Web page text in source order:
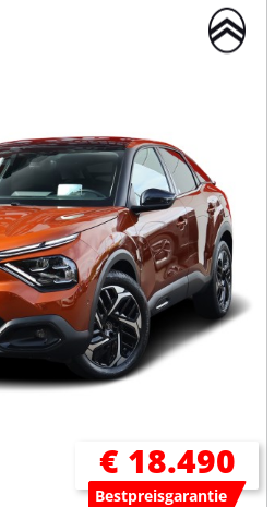
€ 18.490
Bestpreisgarantie